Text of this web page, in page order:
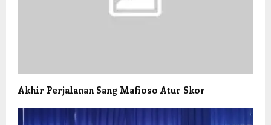
Akhir Perjalanan Sang Mafioso Atur Skor